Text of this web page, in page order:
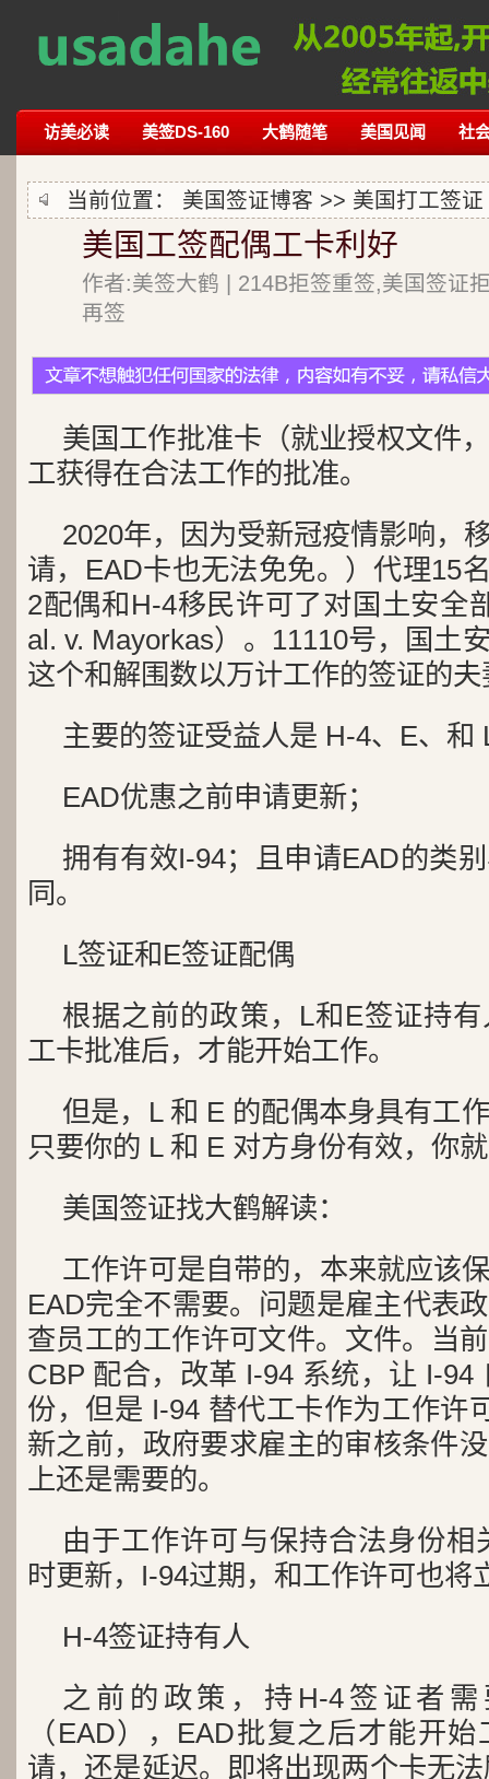
访美必读 美签DS-160 大鹤随笔 美国见闻 社
当前位置： 美国签证博客 >> 美国打工签证
美国工签配偶工卡利好
作者:美签大鹤 | 214B拒签重签,美国签证
再签
美国工作批准卡（就业授权文件
工获得在合法工作的批准。
2020年，因为受新冠疫情影响，
请，EAD卡也无法免免。）代理15
2配偶和H-4移民许可了对国土安全
al. v. Mayorkas）。11110号，国土
这个和解围数以万计工作的签证的
主要的签证受益人是 H-4、E、和
EAD优惠之前申请更新；
拥有有效I-94；且申请EAD的类
同。
L签证和E签证配偶
根据之前的政策，L和E签证持
工卡批准后，才能开始工作。
但是，L 和 E 的配偶本身具有工
只要你的 L 和 E 对方身份有效，你
美国签证找大鹤解读：
工作许可是自带的，本来就应该
EAD完全不需要。问题是雇主代表
查员工的工作许可文件。文件。当
CBP 配合，改革 I-94 系统，让 I-94
份，但是 I-94 替代工卡作为工作许
新之前，政府要求雇主的审核条件
上还是需要的。
由于工作许可与保持合法身份相
时更新，I-94过期，和工作许可也将
H-4签证持有人
之前的政策，持H-4签证者
（EAD），EAD批复之后才能开
请，还是延迟。即将出现两个卡无